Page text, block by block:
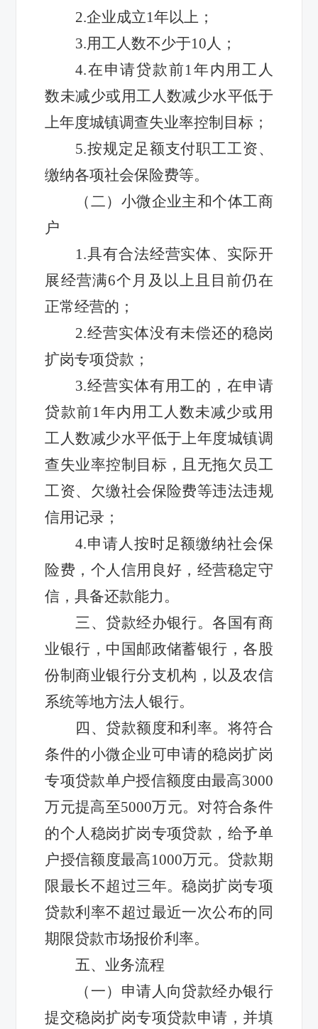
2.企业成立1年以上；
3.用工人数不少于10人；
4.在申请贷款前1年内用工人
数未减少或用工人数减少水平低于
上年度城镇调查失业率控制目标；
5.按规定足额支付职工工资、
缴纳各项社会保险费等。
（二）小微企业主和个体工商
户
1.具有合法经营实体、实际开
展经营满6个月及以上且目前仍在
正常经营的；
2.经营实体没有未偿还的稳岗
扩岗专项贷款；
3.经营实体有用工的，在申请
贷款前1年内用工人数未减少或用
工人数减少水平低于上年度城镇调
查失业率控制目标，且无拖欠员工
工资、欠缴社会保险费等违法违规
信用记录；
4.申请人按时足额缴纳社会保
险费，个人信用良好，经营稳定守
信，具备还款能力。
三、贷款经办银行。各国有商
业银行，中国邮政储蓄银行，各股
份制商业银行分支机构，以及农信
系统等地方法人银行。
四、贷款额度和利率。将符合
条件的小微企业可申请的稳岗扩岗
专项贷款单户授信额度由最高3000
万元提高至5000万元。对符合条件
的个人稳岗扩岗专项贷款，给予单
户授信额度最高1000万元。贷款期
限最长不超过三年。稳岗扩岗专项
贷款利率不超过最近一次公布的同
期限贷款市场报价利率。
五、业务流程
（一）申请人向贷款经办银行
提交稳岗扩岗专项贷款申请，并填